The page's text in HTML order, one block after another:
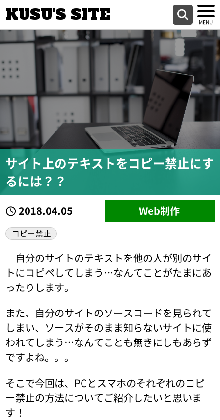
KUSU'S SITE
サイト上のテキストをコピー禁止にす
るには？？
2018.04.05 Web制作
コピー禁止
自分のサイトのテキストを他の人が別のサイ
トにコピペしてしまう…なんてことがたまにあ
ったりします。
また、自分のサイトのソースコードを見られて
しまい、ソースがそのまま知らないサイトに使
われてしまう…なんてことも無きにしもあらず
ですよね。。。
そこで今回は、PCとスマホのそれぞれのコピ
ー禁止の方法についてご紹介したいと思いま
す！